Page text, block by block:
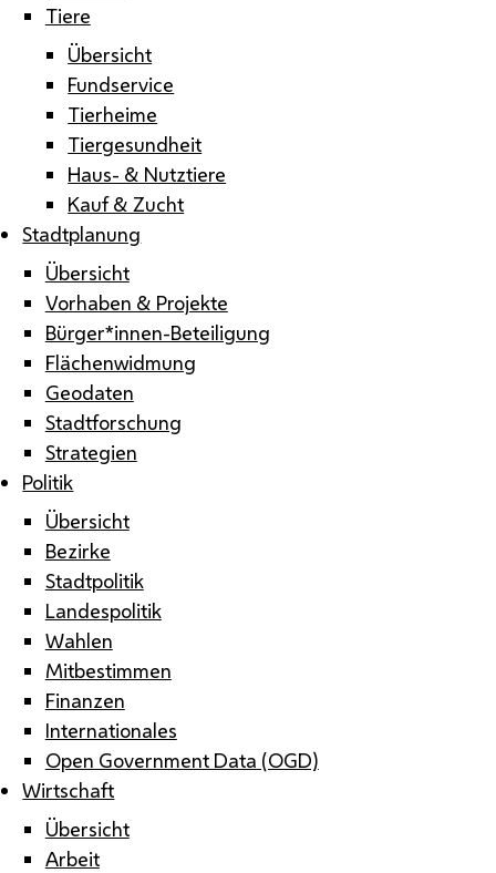
Tiere
Übersicht
Fundservice
Tierheime
Tiergesundheit
Haus- & Nutztiere
Kauf & Zucht
Stadtplanung
Übersicht
Vorhaben & Projekte
Bürger*innen-Beteiligung
Flächenwidmung
Geodaten
Stadtforschung
Strategien
Politik
Übersicht
Bezirke
Stadtpolitik
Landespolitik
Wahlen
Mitbestimmen
Finanzen
Internationales
Open Government Data (OGD)
Wirtschaft
Übersicht
Arbeit